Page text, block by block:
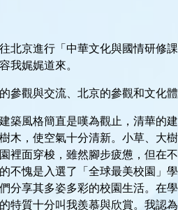
北京進行「中華文化與國情研修
我娓娓道來。
參觀與交流、北京的參觀和文化體
築風格簡直是嘆為觀止，清華的
木，使空氣十分清新。小草、大
裡面穿梭，雖然腳步疲憊，但在
不愧是入選了「全球最美校園」
分享其多姿多彩的校園生活。在
特質十分叫我羨慕與欣賞。我認